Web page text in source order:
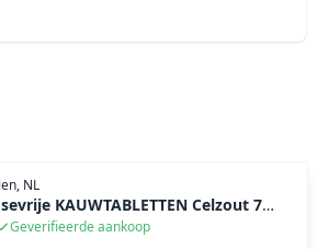
NL
KAUWTABLETTEN Celzout 7 Magnesium phosphoricum - 400 tabl (100g)
Geverifieerde aankoop